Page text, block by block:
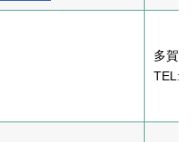
多賀
TEL: